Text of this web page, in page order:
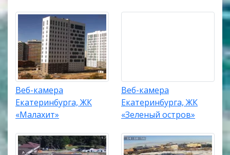
Веб-камера
Екатеринбурга, ЖК
«Малахит»
Веб-камера
Екатеринбурга, ЖК
«Зеленый остров»